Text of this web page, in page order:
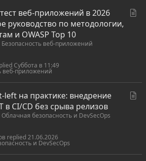
веб-приложений в 2026
руководство по методологии,
и OWASP Top 10
Безопасность веб-приложений
веб-приложений
Суббота в 11:49
left на практике: внедрение
в CI/CD без срыва релизов
Облачная безопасность и DevSecOps
и DevSecOps
21.06.2026